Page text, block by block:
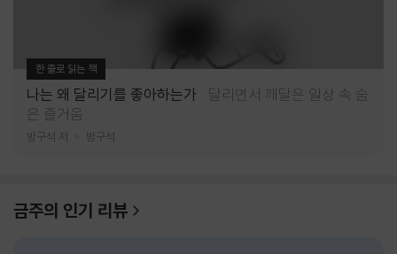
한 줄로 읽는 책
나는 왜 달리기를 좋아하는가
달리면서 깨달은 일상 속 숨
은 즐거움
방구석 저 방구석
금주의 인기 리뷰